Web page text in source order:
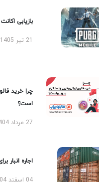
بازیابی
چرا خرید
است؟
27 مرداد 1404
اجاره انبار
04 اسفند 1404